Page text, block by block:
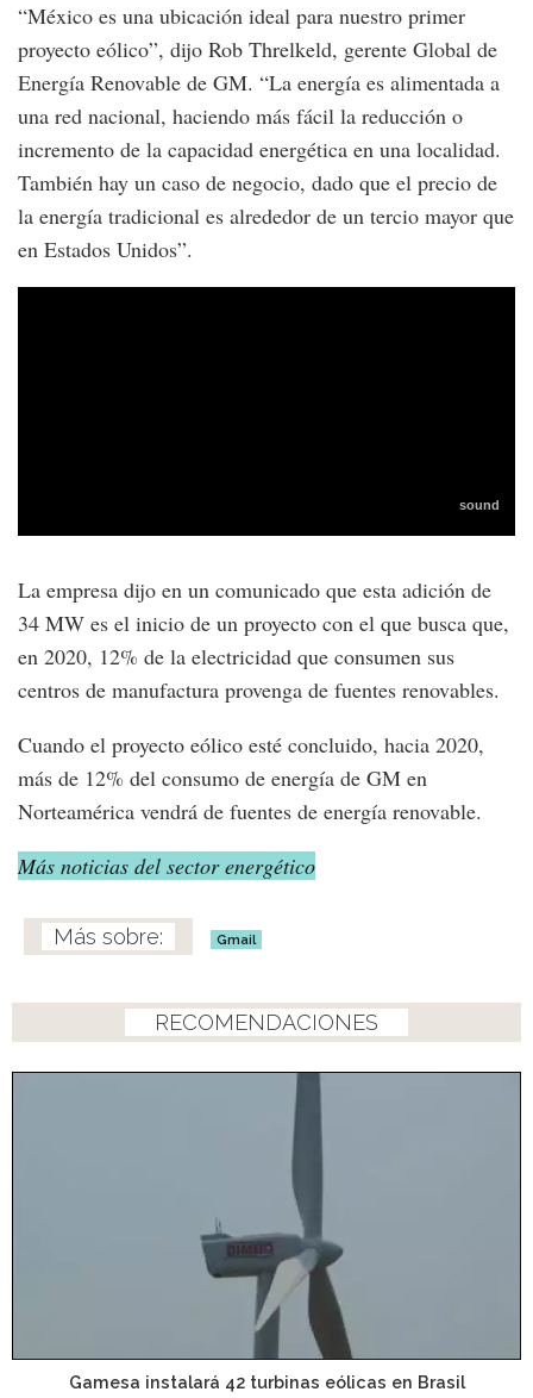
“México es una ubicación ideal para nuestro primer
proyecto eólico”, dijo Rob Threlkeld, gerente Global de
Energía Renovable de GM. “La energía es alimentada a
una red nacional, haciendo más fácil la reducción o
incremento de la capacidad energética en una localidad.
También hay un caso de negocio, dado que el precio de
la energía tradicional es alrededor de un tercio mayor que
en Estados Unidos”.
La empresa dijo en un comunicado que esta adición de
34 MW es el inicio de un proyecto con el que busca que,
en 2020, 12% de la electricidad que consumen sus
centros de manufactura provenga de fuentes renovables.
Cuando el proyecto eólico esté concluido, hacia 2020,
más de 12% del consumo de energía de GM en
Norteamérica vendrá de fuentes de energía renovable.
Más noticias del sector energético
Gmail
RECOMENDACIONES
Gamesa instalará 42 turbinas eólicas en Brasil